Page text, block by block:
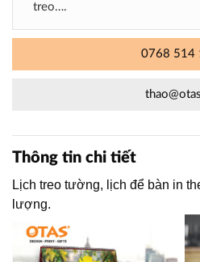
treo….
0768 514
Thông tin chi tiết
Lịch treo tường, lịch để bàn in
lượng.